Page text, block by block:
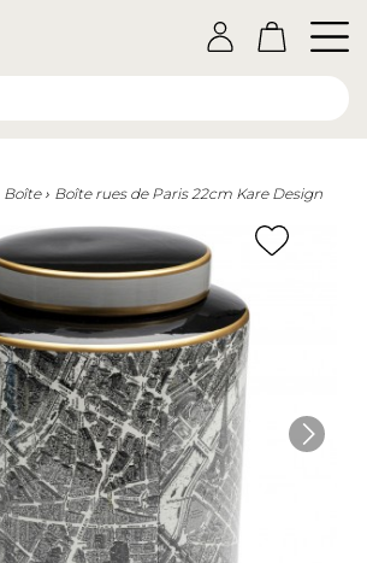
Boîte Boîte rues de Paris 22cm Kare Design